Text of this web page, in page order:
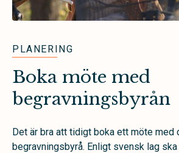
PLANERING
Boka möte med
begravningsbyrån
Det är bra att tidigt boka ett möte med
begravningsbyrå. Enligt svensk lag